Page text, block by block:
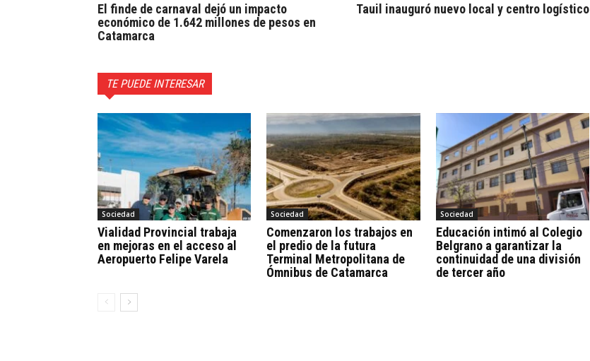
El finde de carnaval dejó un impacto
económico de 1.642 millones de pesos en
Catamarca
Tauil inauguró nuevo local y centro logístico
TE PUEDE INTERESAR
Sociedad
Vialidad Provincial trabaja
en mejoras en el acceso al
Aeropuerto Felipe Varela
Sociedad
Comenzaron los trabajos en
el predio de la futura
Terminal Metropolitana de
Ómnibus de Catamarca
Sociedad
Educación intimó al Colegio
Belgrano a garantizar la
continuidad de una división
de tercer año